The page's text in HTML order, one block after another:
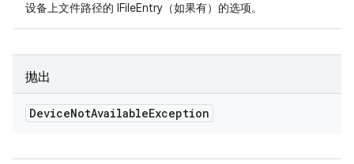
设备上文件路径的 IFileEntry（如果有）的选项。
抛出
DeviceNotAvailableException